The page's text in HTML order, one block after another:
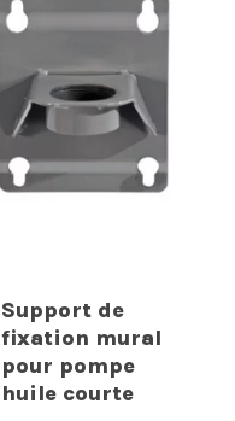
Support de
fixation mural
pour pompe
huile courte